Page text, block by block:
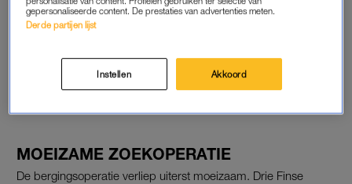
anche il team Dan Europe con tre sommozzatori
finlandesi.
— Repubblica (@repubblica) May 18, 2026
MOEIZAME ZOEKOPERATIE
De bergingsoperatie verliep uiterst moeizaam. Drie Finse
gepersonaliseerde content. De prestaties van advertenties meten.
Derde partijen lijst
Instellen Akkoord